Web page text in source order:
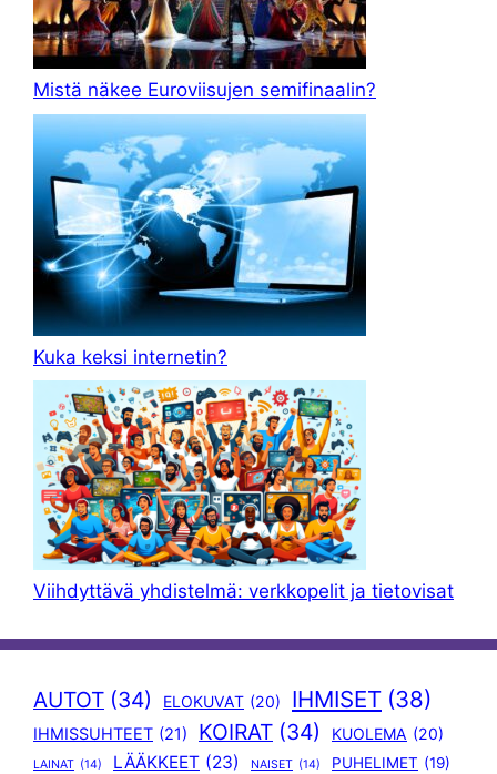
Mistä näkee Euroviisujen semifinaalin?
Kuka keksi internetin?
Viihdyttävä yhdistelmä: verkkopelit ja tietovisat
AUTOT (34) ELOKUVAT (20) IHMISET (38)
IHMISSUHTEET (21) KOIRAT (34) KUOLEMA (20)
LAINAT (14) LÄÄKKEET (23) NAISET (14) PUHELIMET (19)